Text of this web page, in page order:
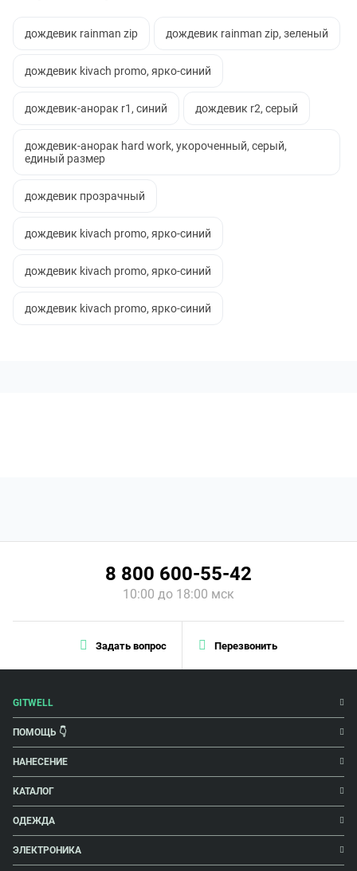
дождевик rainman zip дождевик rainman zip, зеленый
дождевик kivach promo, ярко-синий
дождевик-анорак r1, синий дождевик r2, серый
дождевик-анорак hard work, укороченный, серый,
единый размер
дождевик прозрачный
дождевик kivach promo, ярко-синий
дождевик kivach promo, ярко-синий
дождевик kivach promo, ярко-синий
Задать вопрос Перезвонить
8 800 600-55-42
10:00 до 18:00 мск
GITWELL
ПОМОЩЬ 👇
НАНЕСЕНИЕ
КАТАЛОГ
ОДЕЖДА
ЭЛЕКТРОНИКА